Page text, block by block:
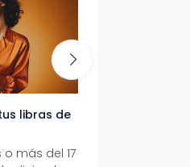
libras de
más del 17